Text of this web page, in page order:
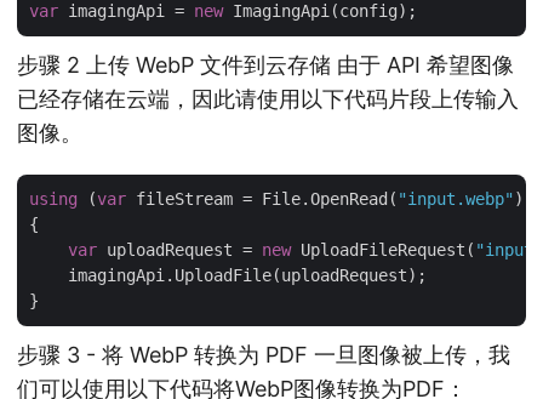
var imagingApi = new
步骤 2 上传 WebP 文件到云存储 由于 API 希望图像
已经存储在云端，因此请使用以下代码片段上传输入
图像。
using (var fileStream = File.OpenRead( "input.webp" ))
{
var uploadRequest = new UploadFileRequest(
    imagingApi.UploadFile(uploadRequest);
步骤 3 - 将 WebP 转换为 PDF 一旦图像被上传，我
们可以使用以下代码将WebP图像转换为PDF：